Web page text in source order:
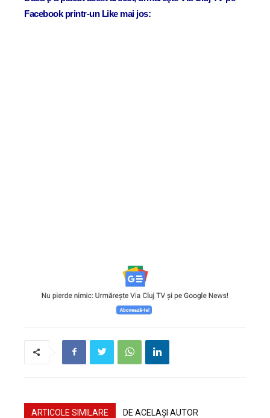
Facebook printr-un Like mai jos:
ARTICOLE SIMILARE DE ACELAȘI AUTOR